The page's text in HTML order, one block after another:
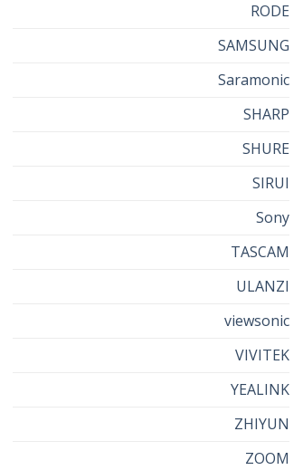
RODE
SAMSUNG
Saramonic
SHARP
SHURE
SIRUI
Sony
TASCAM
ULANZI
viewsonic
VIVITEK
YEALINK
ZHIYUN
ZOOM